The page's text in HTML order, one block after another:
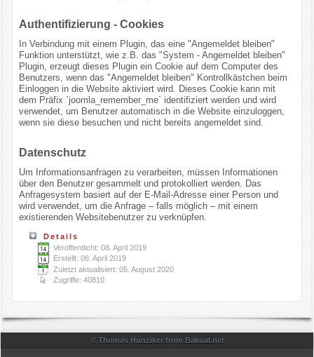
Authentifizierung - Cookies
In Verbindung mit einem Plugin, das eine "Angemeldet bleiben"
Funktion unterstützt, wie z.B. das "System - Angemeldet bleiben"
Plugin, erzeugt dieses Plugin ein Cookie auf dem Computer des
Benutzers, wenn das "Angemeldet bleiben" Kontrollkästchen beim
Einloggen in die Website aktiviert wird. Dieses Cookie kann mit
dem Präfix `joomla_remember_me` identifiziert werden und wird
verwendet, um Benutzer automatisch in die Website einzuloggen,
wenn sie diese besuchen und nicht bereits angemeldet sind.
Datenschutz
Um Informationsanfragen zu verarbeiten, müssen Informationen
über den Benutzer gesammelt und protokolliert werden. Das
Anfragesystem basiert auf der E-Mail-Adresse einer Person und
wird verwendet, um die Anfrage – falls möglich – mit einem
existierenden Websitebenutzer zu verknüpfen.
Details
Veröffentlicht: 08. April 2019
Erstellt: 08. April 2019
Zuletzt aktualisiert: 05. August 2020
Zugriffe: 40810
© Thomas Hunziker from Bakual.net